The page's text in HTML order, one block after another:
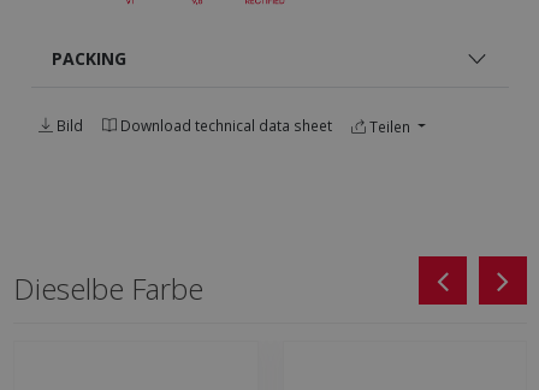
PACKING
Bild Download technical data sheet Teilen
Dieselbe Farbe